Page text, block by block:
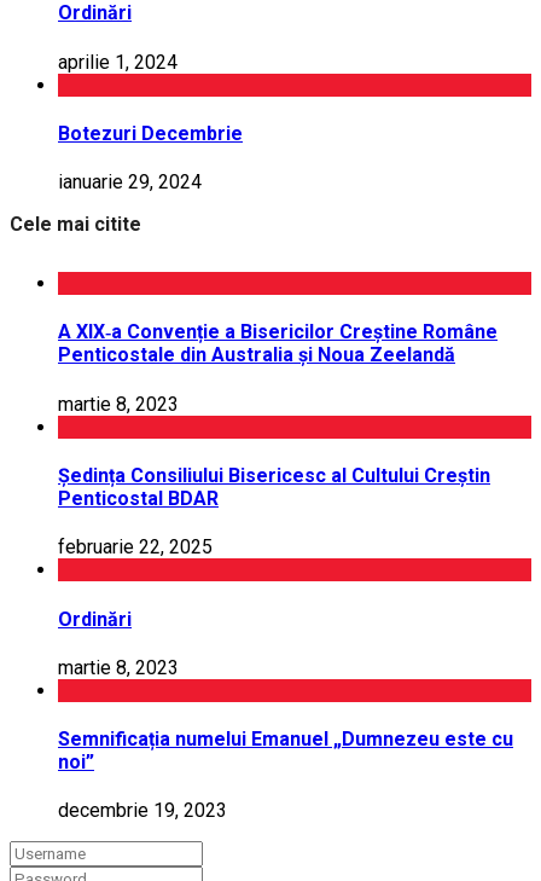
Ordinări
aprilie 1, 2024
Botezuri Decembrie
ianuarie 29, 2024
Cele mai citite
A XIX‑a Convenție a Bisericilor Creștine Române
Penticostale din Australia și Noua Zeelandă
martie 8, 2023
Ședința Consiliului Bisericesc al Cultului Creștin
Penticostal BDAR
februarie 22, 2025
Ordinări
martie 8, 2023
Semnificația numelui Emanuel „Dumnezeu este cu
noi”
decembrie 19, 2023